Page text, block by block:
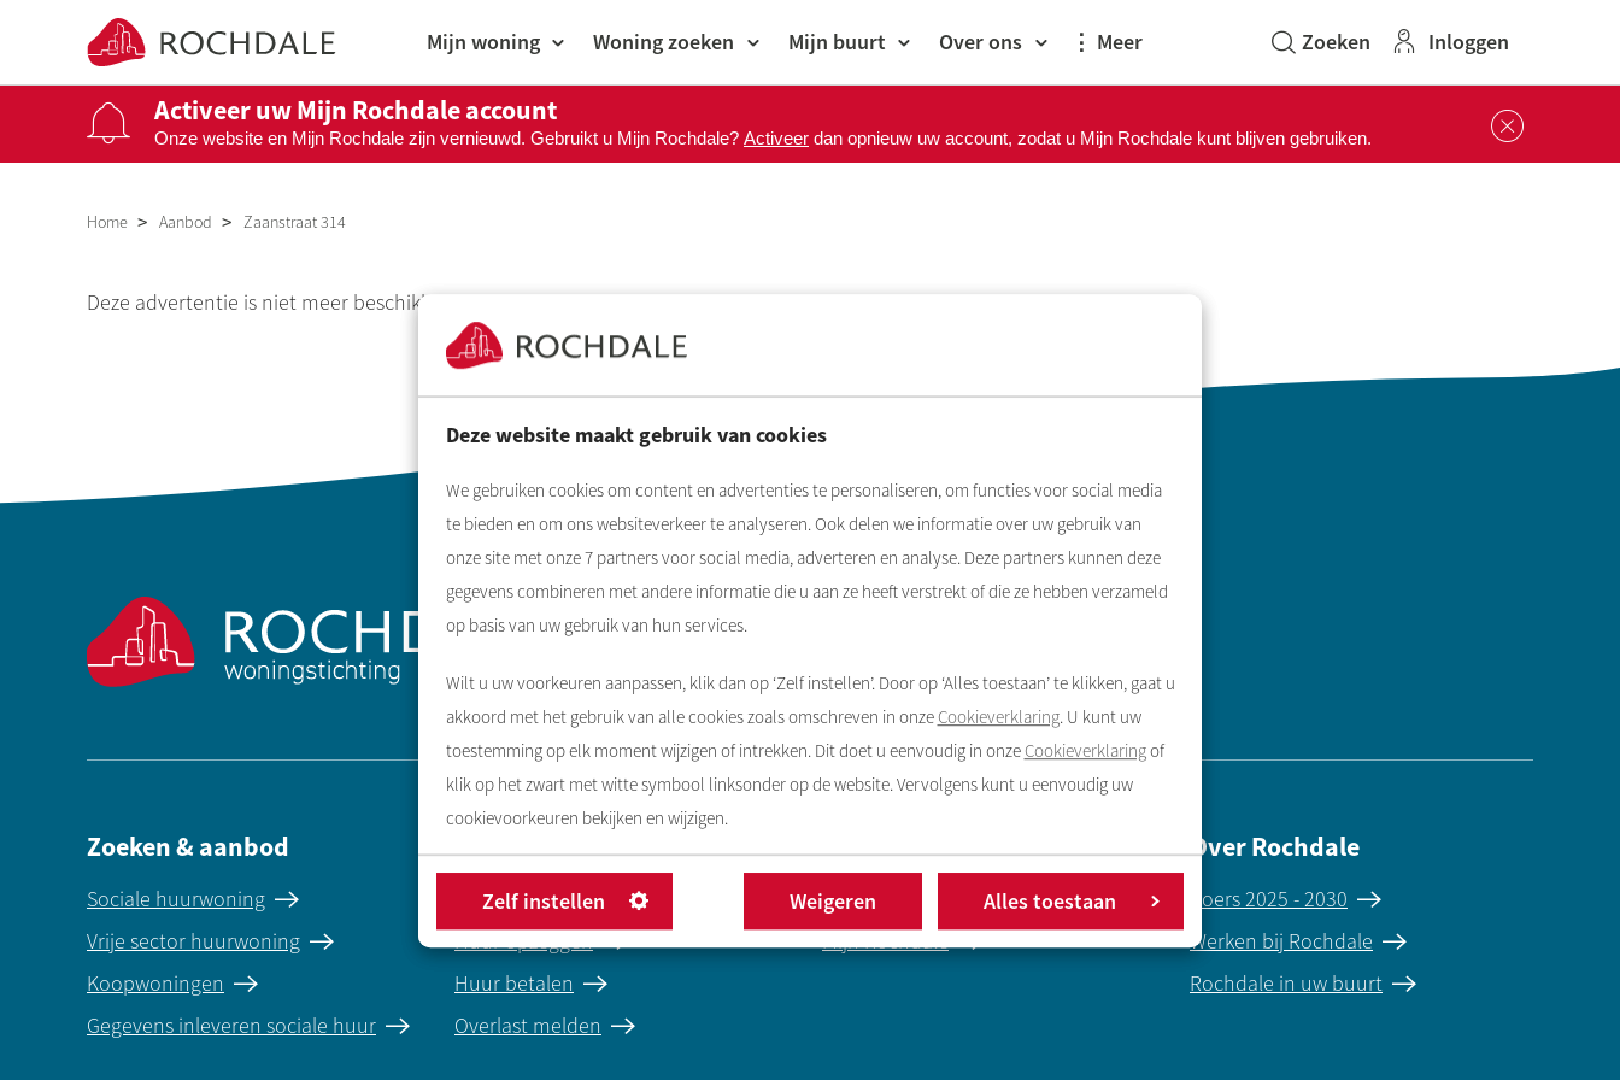
Deze website maakt gebruik van cookies
We gebruiken cookies om content en advertenties te personaliseren, om functies voor social media
te bieden en om ons websiteverkeer te analyseren. Ook delen we informatie over uw gebruik van
onze site met onze7 partners voor social media, adverteren en analyse. Deze partners kunnen deze
gegevens combineren met andere informatie die u aan ze heeft verstrekt of die ze hebben verzameld
op basis van uw gebruik van hun services.
Wilt u uw voorkeuren aanpassen, klik dan op ‘Zelf instellen’. Door op ‘Alles toestaan’ te klikken, gaat u
akkoord met het gebruik van alle cookies zoals omschreven in onze Cookieverklaring. U kunt uw
toestemming op elk moment wijzigen of intrekken. Dit doet u eenvoudig in onze Cookieverklaringof
klik op het zwart met witte symbool linksonder op de website. Vervolgens kunt u eenvoudig uw
cookievoorkeuren bekijken en wijzigen.
Zelf instellen Weigeren Alles toestaan
Naar de homepage Mijn woning Woning zoeken Mijn buurt Over ons Meer Inloggen
Activeer uw Mijn Rochdale account
Onze website en Mijn Rochdale zijn vernieuwd. Gebruikt u Mijn Rochdale? Activeer dan opnieuw uw account, zodat u Mijn Rochdale kunt blijven gebruiken.
Home Aanbod Zaanstraat 314
Deze advertentie is niet meer beschikbaar.
Zoeken & aanbod
Sociale huurwoning
Vrije sector huurwoning
Koopwoningen
Gegevens inleveren sociale huur
Direct regelen
Reparatie melden
Huur opzeggen
Huur betalen
Overlast melden
Contact
Contact opnemen
Mijn Rochdale
Over Rochdale
Koers 2025 - 2030
Werken bij Rochdale
Rochdale in uw buurt